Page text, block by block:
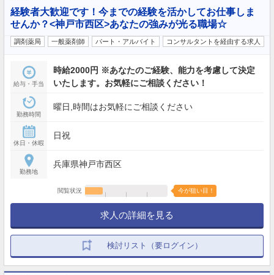
経験者大歓迎です！今までの経験を活かしてお仕事しま
せんか？<神戸市西区>あなたの強みが光る職場☆
調剤薬局 一般薬剤師 パート・アルバイト コンサルタントを経由する求人
給与・手当
時給2000円 ※あなたのご経験、能力を考慮して決定
いたします。お気軽にご相談ください！
勤務時間
曜日,時間はお気軽にご相談ください
休日・休暇
日祝
勤務地
兵庫県神戸市西区
閲覧状況 今が狙い目！
求人の詳細を見る
検討リスト（要ログイン）